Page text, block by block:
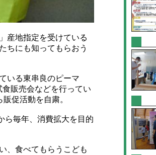
産地指定を受けている
ちにも知ってもらおう
いる東串良のピーマ
販売会などを行ってい
促活動を自粛。
ら毎年、消費拡大を目的
、食べてもらうこども